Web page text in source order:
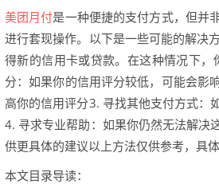
美团月付是一种便捷的支付方式，但并
进行套现操作。以下是一些可能的解决
得新的信用卡或贷款。在这种情况下
分：如果你的信用评分较低，可能会影
高你的信用评分3. 寻找其他支付方式：
4. 寻求专业帮助：如果你仍然无法解决
供更具体的建议以上方法仅供参考，具
本文目录导读：